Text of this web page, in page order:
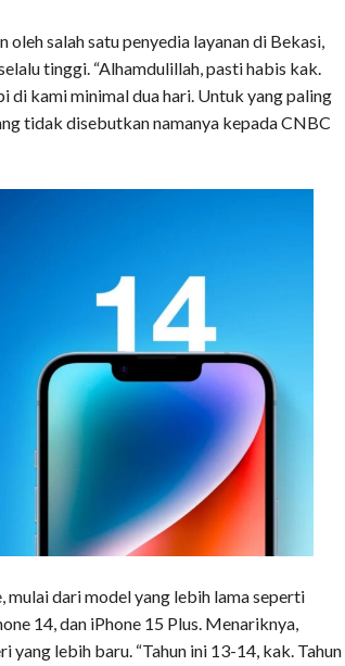
salah satu penyedia layanan di Bekasi,
tinggi. “Alhamdulillah, pasti habis kak.
di kami minimal dua hari. Untuk yang paling
tidak disebutkan namanya kepada CNBC
mulai dari model yang lebih lama seperti
14, dan iPhone 15 Plus. Menariknya,
yang lebih baru. “Tahun ini 13-14, kak. Tahun